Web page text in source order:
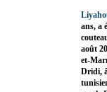
ans, a
août
et-
Dridi,